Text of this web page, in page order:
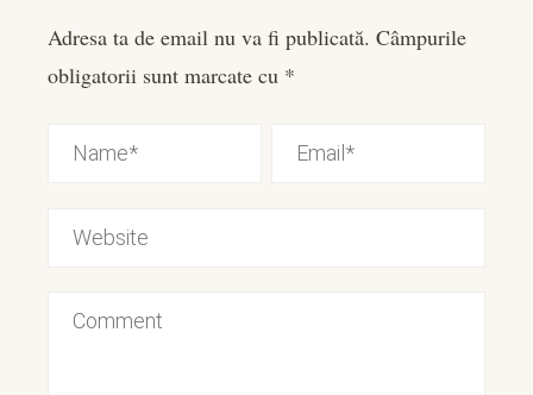
Adresa ta de email nu va fi publicată. Câmpurile
obligatorii sunt marcate cu *